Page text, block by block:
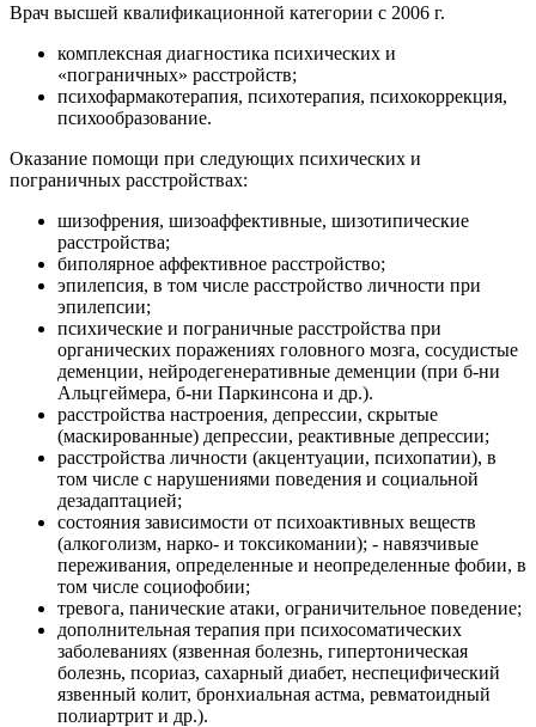
Врач высшей квалификационной категории с 2006 г.
комплексная диагностика психических и
«пограничных» расстройств;
психофармакотерапия, психотерапия, психокоррекция,
психообразование.
Оказание помощи при следующих психических и
пограничных расстройствах:
шизофрения, шизоаффективные, шизотипические
расстройства;
биполярное аффективное расстройство;
эпилепсия, в том числе расстройство личности при
эпилепсии;
психические и пограничные расстройства при
органических поражениях головного мозга, сосудистые
деменции, нейродегенеративные деменции (при б-ни
Альцгеймера, б-ни Паркинсона и др.).
расстройства настроения, депрессии, скрытые
(маскированные) депрессии, реактивные депрессии;
расстройства личности (акцентуации, психопатии), в
том числе с нарушениями поведения и социальной
дезадаптацией;
состояния зависимости от психоактивных веществ
(алкоголизм, нарко- и токсикомании); - навязчивые
переживания, определенные и неопределенные фобии, в
том числе социофобии;
тревога, панические атаки, ограничительное поведение;
дополнительная терапия при психосоматических
заболеваниях (язвенная болезнь, гипертоническая
болезнь, псориаз, сахарный диабет, неспецифический
язвенный колит, бронхиальная астма, ревматоидный
полиартрит и др.).